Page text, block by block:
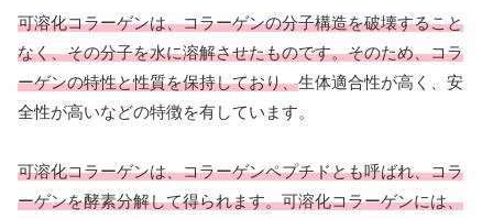
可溶化コラーゲンは、コラーゲンの分子構造を破壊すること
なく、その分子を水に溶解させたものです。そのため、コラ
ーゲンの特性と性質を保持しており、生体適合性が高く、安
全性が高いなどの特徴を有しています。
可溶化コラーゲンは、コラーゲンペプチドとも呼ばれ、コラ
ーゲンを酵素分解して得られます。可溶化コラーゲンには、